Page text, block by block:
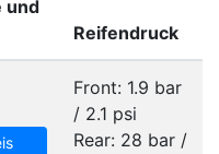
und
Reifendruck
Front: 1.9 bar
/ 2.1 psi
Rear: 28 bar /